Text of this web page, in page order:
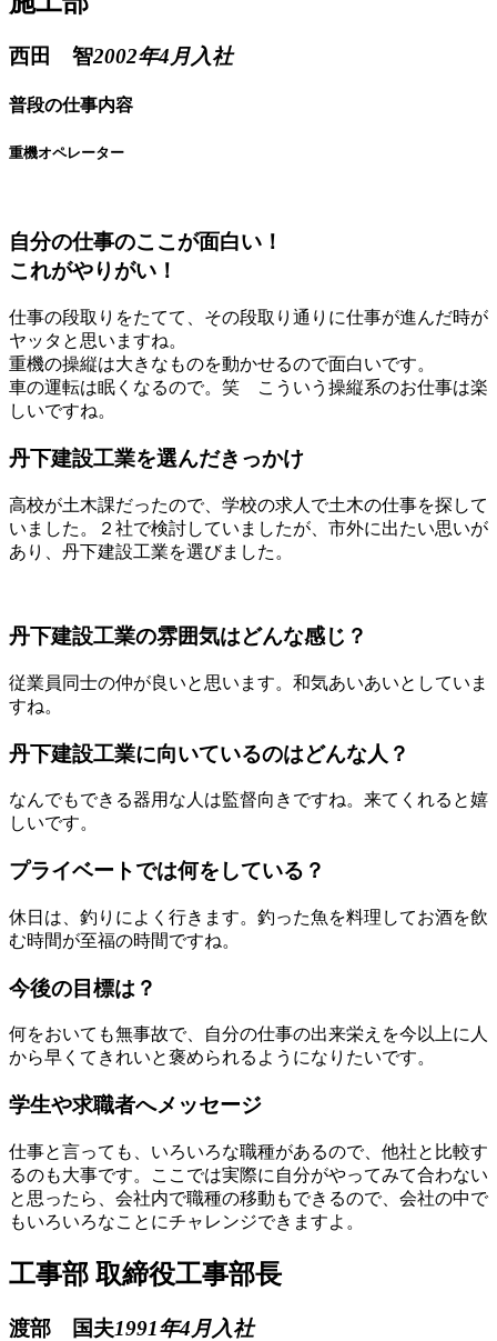
西田 智2002年4月入社
普段の仕事内容
重機オペレーター
自分の仕事のここが面白い！
これがやりがい！
仕事の段取りをたてて、その段取り通りに仕事が進んだ時が
ヤッタと思いますね。
重機の操縦は大きなものを動かせるので面白いです。
車の運転は眠くなるので。笑 こういう操縦系のお仕事は楽
しいですね。
丹下建設工業を選んだきっかけ
高校が土木課だったので、学校の求人で土木の仕事を探して
いました。２社で検討していましたが、市外に出たい思いが
あり、丹下建設工業を選びました。
丹下建設工業の雰囲気はどんな感じ？
従業員同士の仲が良いと思います。和気あいあいとしていま
すね。
丹下建設工業に向いているのはどんな人？
なんでもできる器用な人は監督向きですね。来てくれると嬉
しいです。
プライベートでは何をしている？
休日は、釣りによく行きます。釣った魚を料理してお酒を飲
む時間が至福の時間ですね。
今後の目標は？
何をおいても無事故で、自分の仕事の出来栄えを今以上に人
から早くてきれいと褒められるようになりたいです。
学生や求職者へメッセージ
仕事と言っても、いろいろな職種があるので、他社と比較す
るのも大事です。ここでは実際に自分がやってみて合わない
と思ったら、会社内で職種の移動もできるので、会社の中で
もいろいろなことにチャレンジできますよ。
工事部 取締役工事部長
渡部 国夫1991年4月入社